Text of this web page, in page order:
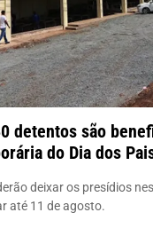
detentos são
do Dia dos
deixar os presídios
até 11 de agosto.